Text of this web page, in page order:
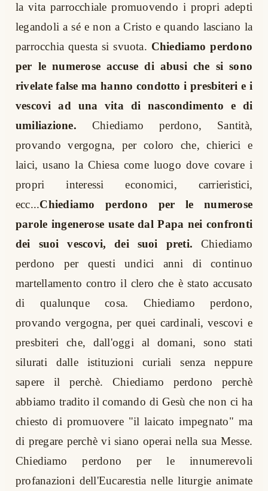
la vita parrocchiale promuovendo i propri adepti
legandoli a sé e non a Cristo e quando lasciano la
parrocchia questa si svuota. Chiediamo perdono
per le numerose accuse di abusi che si sono
rivelate false ma hanno condotto i presbiteri e i
vescovi ad una vita di nascondimento e di
umiliazione. Chiediamo perdono, Santità,
provando vergogna, per coloro che, chierici e
laici, usano la Chiesa come luogo dove covare i
propri interessi economici, carrieristici,
ecc...Chiediamo perdono per le numerose
parole ingenerose usate dal Papa nei confronti
dei suoi vescovi, dei suoi preti. Chiediamo
perdono per questi undici anni di continuo
martellamento contro il clero che è stato accusato
di qualunque cosa. Chiediamo perdono,
provando vergogna, per quei cardinali, vescovi e
presbiteri che, dall'oggi al domani, sono stati
silurati dalle istituzioni curiali senza neppure
sapere il perchè. Chiediamo perdono perchè
abbiamo tradito il comando di Gesù che non ci ha
chiesto di promuovere "il laicato impegnato" ma
di pregare perchè vi siano operai nella sua Messe.
Chiediamo perdono per le innumerevoli
profanazioni dell'Eucarestia nelle liturgie animate